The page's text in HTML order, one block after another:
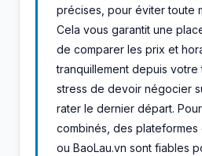
précises, pour éviter toute
Cela vous garantit une
de comparer les prix et
tranquillement depuis
stress de devoir négocier
rater le dernier départ.
combinés, des plateformes
ou BaoLau.vn sont fiables